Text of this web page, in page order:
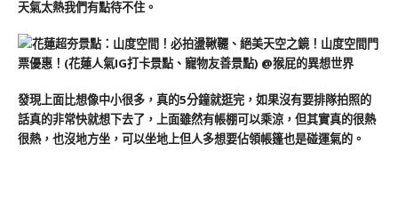
天氣太熱我們有點待不住。
發現上面比想像中小很多，真的5分鐘就逛完，如果沒有要排隊拍照的
話真的非常快就想下去了，上面雖然有帳棚可以乘涼，但其實真的很熱
很熱，也沒地方坐，可以坐地上但人多想要佔領帳篷也是碰運氣的。